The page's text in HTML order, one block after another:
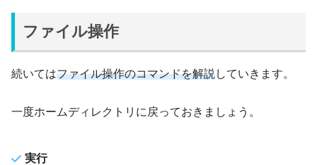
ファイル操作
続いてはファイル操作のコマンドを解説していきます。
一度ホームディレクトリに戻っておきましょう。
実行